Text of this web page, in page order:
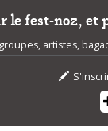
le fest-noz, et
artistes,